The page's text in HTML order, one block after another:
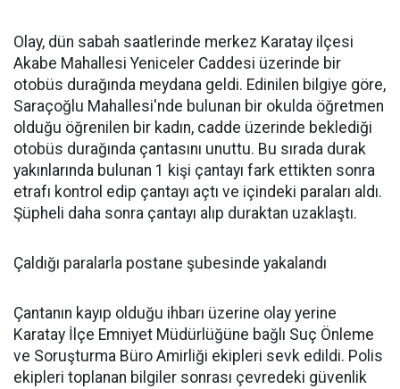
Olay, dün sabah saatlerinde merkez Karatay ilçesi
Akabe Mahallesi Yeniceler Caddesi üzerinde bir
otobüs durağında meydana geldi. Edinilen bilgiye göre,
Saraçoğlu Mahallesi'nde bulunan bir okulda öğretmen
olduğu öğrenilen bir kadın, cadde üzerinde beklediği
otobüs durağında çantasını unuttu. Bu sırada durak
yakınlarında bulunan 1 kişi çantayı fark ettikten sonra
etrafı kontrol edip çantayı açtı ve içindeki paraları aldı.
Şüpheli daha sonra çantayı alıp duraktan uzaklaştı.
Çaldığı paralarla postane şubesinde yakalandı
Çantanın kayıp olduğu ihbarı üzerine olay yerine
Karatay İlçe Emniyet Müdürlüğüne bağlı Suç Önleme
ve Soruşturma Büro Amirliği ekipleri sevk edildi. Polis
ekipleri toplanan bilgiler sonrası çevredeki güvenlik